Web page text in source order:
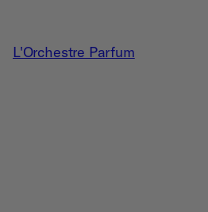
L'Orchestre Parfum